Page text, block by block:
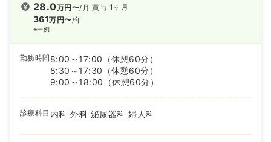
28.0万円〜/月
361万円〜/年
※一例
賞与 1ヶ月
勤務時間 8:00～17:00
（休憩60分）
8:30～17:30
（休憩60分）
9:00～18:00
（休憩60分）
診療科目 内科 外科 泌尿器科 婦人科